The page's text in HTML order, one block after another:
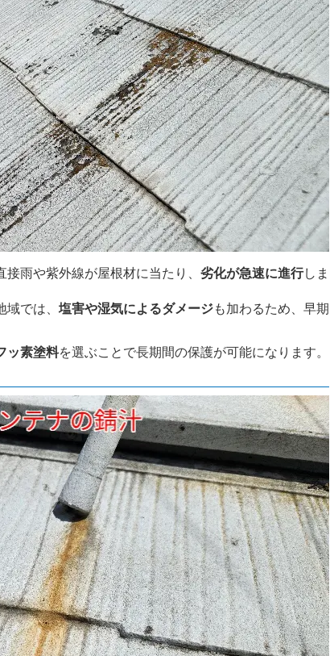
雨や紫外線が屋根材に当たり、 劣化が急速に進行しま
では、 塩害や湿気によるダメージも加わるため、早期
ッ素塗料を選ぶことで長期間の保護が可能になります。